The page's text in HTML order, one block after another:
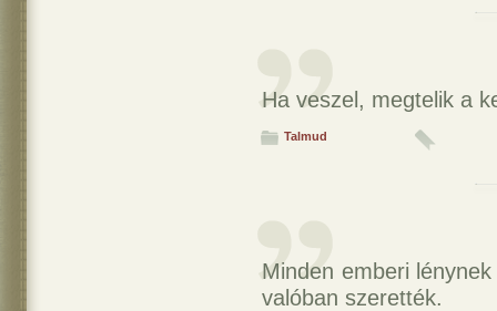
Ha veszel, megtelik a
Talmud
Minden emberi
valóban szerették.